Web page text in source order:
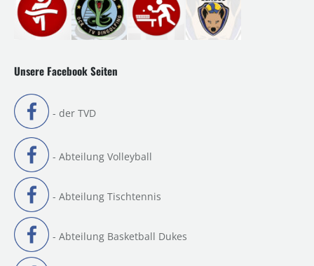
Unsere Facebook Seiten
- der TVD
- Abteilung Volleyball
- Abteilung Tischtennis
- Abteilung Basketball Dukes